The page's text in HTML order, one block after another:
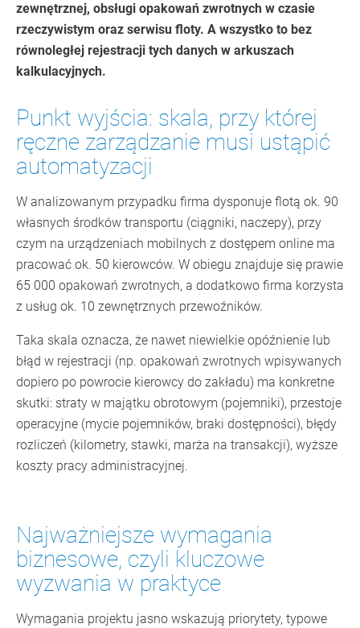
zewnętrznej, obsługi opakowań zwrotnych w czasie
rzeczywistym oraz serwisu floty. A wszystko to bez
równoległej rejestracji tych danych w arkuszach
kalkulacyjnych.
Punkt wyjścia: skala, przy której
ręczne zarządzanie musi ustąpić
automatyzacji
W analizowanym przypadku firma dysponuje flotą ok. 90
własnych środków transportu (ciągniki, naczepy), przy
czym na urządzeniach mobilnych z dostępem online ma
pracować ok. 50 kierowców. W obiegu znajduje się prawie
65 000 opakowań zwrotnych, a dodatkowo firma korzysta
z usług ok. 10 zewnętrznych przewoźników.
Taka skala oznacza, że nawet niewielkie opóźnienie lub
błąd w rejestracji (np. opakowań zwrotnych wpisywanych
dopiero po powrocie kierowcy do zakładu) ma konkretne
skutki: straty w majątku obrotowym (pojemniki), przestoje
operacyjne (mycie pojemników, braki dostępności), błędy
rozliczeń (kilometry, stawki, marża na transakcji), wyższe
koszty pracy administracyjnej.
Najważniejsze wymagania
biznesowe, czyli kluczowe
wyzwania w praktyce
Wymagania projektu jasno wskazują priorytety, typowe